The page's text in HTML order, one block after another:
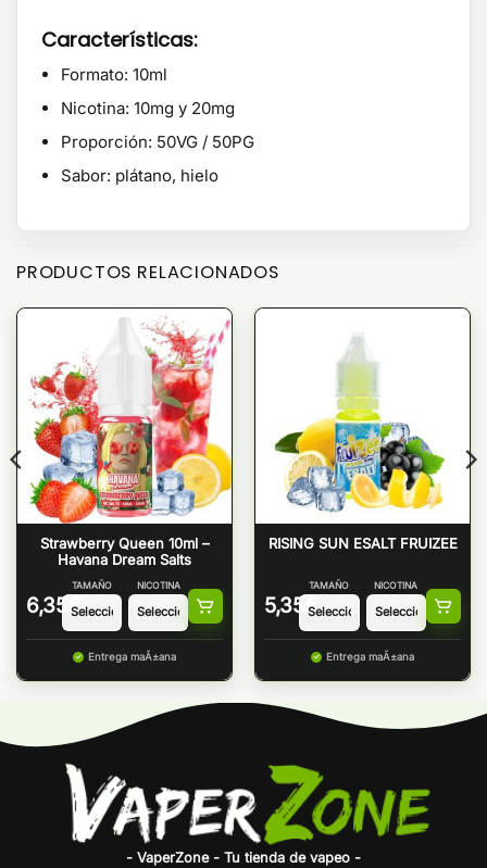
Características:
Formato: 10ml
Nicotina: 10mg y 20mg
Proporción: 50VG / 50PG
Sabor: plátano, hielo
PRODUCTOS RELACIONADOS
Strawberry Queen 10ml –
Havana Dream Salts
6,35 €
TAMAÑO NICOTINA
Entrega maÃ±ana
RISING SUN ESALT FRUIZEE
5,35 €
TAMAÑO NICOTINA
Entrega maÃ±ana
- VaperZone - Tu tienda de vapeo -